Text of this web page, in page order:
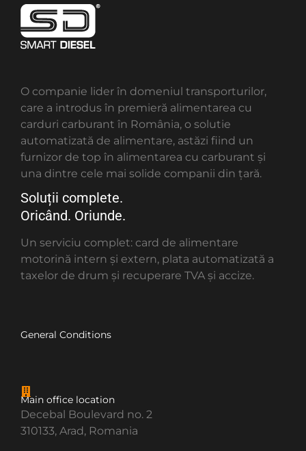
O companie lider în domeniul transporturilor,
care a introdus în premieră alimentarea cu
carduri carburant în România, o solutie
automatizată de alimentare, astăzi fiind un
furnizor de top în alimentarea cu carburant și
una dintre cele mai solide companii din țară.
Soluții complete.
Oricând. Oriunde.
Un serviciu complet: card de alimentare
motorină intern și extern, plata automatizată a
taxelor de drum și recuperare TVA și accize.
General Conditions
Main office location
Decebal Boulevard no. 2
310133, Arad, Romania